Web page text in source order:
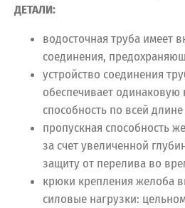
ДЕТАЛИ:
водосточная труба имеет
соединения,
устройство соединения
обеспечивает
способность по всей
пропускная способность
за счет увеличенной
защиту от перелива во
крюки крепления желоба
силовые нагрузки: